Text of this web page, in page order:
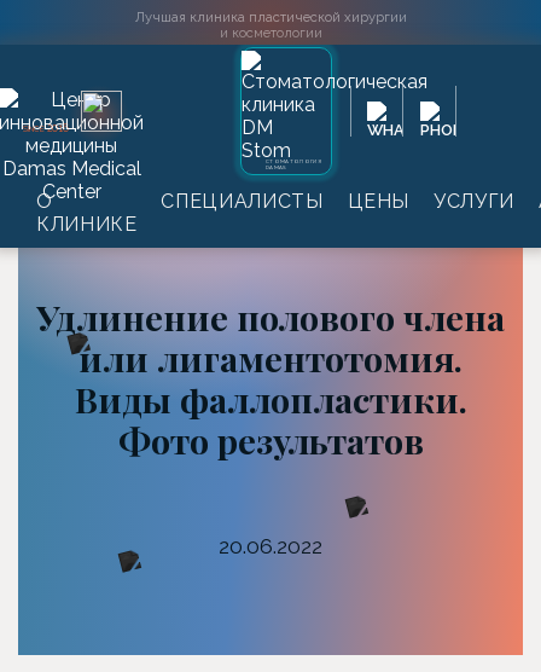
Лучшая клиника пластической хирургии
и косметологии
SINCE2016
СТОМАТОЛОГИЯ
DAMAS
О
КЛИНИКЕ
СПЕЦИАЛИСТЫ ЦЕНЫ УСЛУГИ
Главная
полового члена или лигаментотомия. Виды
Удлинение полового члена
или лигаментотомия.
Виды фаллопластики.
Фото результатов
20.06.2022